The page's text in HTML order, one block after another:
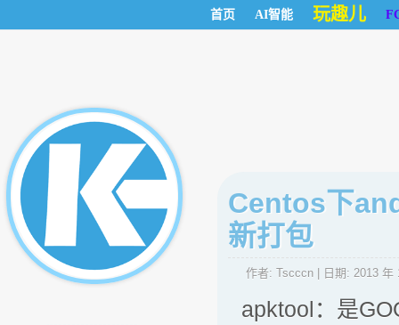
首页 AI智能 玩趣儿
Centos下
新打包
作者: Tscccn | 日期: 2013 年
apktool：是